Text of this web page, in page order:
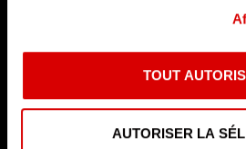
TOUT
AUTORISER LA